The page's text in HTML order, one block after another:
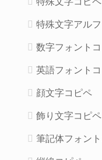
特殊文字アル
数字フォント
英語フォント
顔文字コピペ
飾り文字コピペ
筆記体フォン